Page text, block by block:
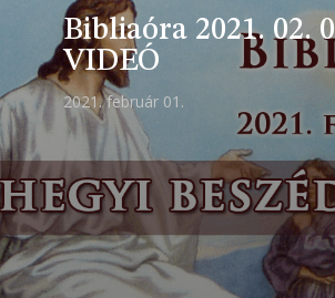
Bibliaóra 2021. 02.
VIDEÓ
2021. február 01.